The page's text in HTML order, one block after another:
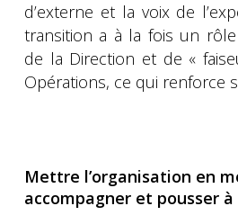
d’externe et la voix de
transition a à la fois un
de la Direction et de «
Opérations, ce qui renforce
Mettre l’organisation en
accompagner et pousser